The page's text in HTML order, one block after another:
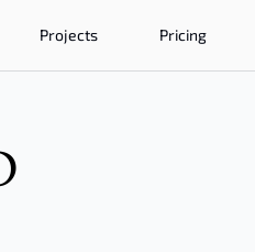
Projects Pricing